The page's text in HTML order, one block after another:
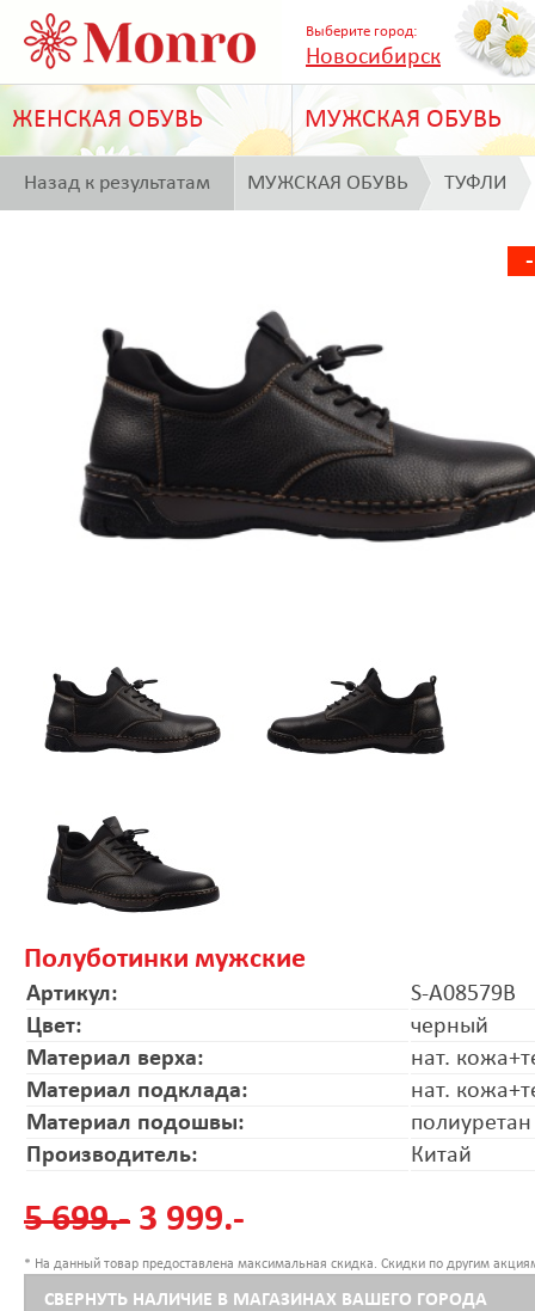
Выберите город:
Новосибирск
ЖЕНСКАЯ ОБУВЬ МУЖСКАЯ ОБУВЬ
Назад к результатам МУЖСКАЯ ОБУВЬ ТУФЛИ
Полуботинки мужские
Артикул:
S-A08579B
Цвет:
черный
Материал верха:
нат.
Материал подклада:
нат.
Материал подошвы:
полиуретан
Производитель:
Китай
5 699.- 3 999.-
* На данный товар предоставлена максимальная скидка. Скидки по другим
СВЕРНУТЬ НАЛИЧИЕ В МАГАЗИНАХ ВАШЕГО ГОРОДА